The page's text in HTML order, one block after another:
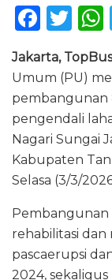
F
c
e
b
o
o
k
T
w
it
te
r
Jakarta,
Umum (PU)
pembangunan
pengendali
Nagari Sungai
Kabupaten
Selasa (3/3/
Pembangunan
rehabilitasi
pascaerupsi
2024,